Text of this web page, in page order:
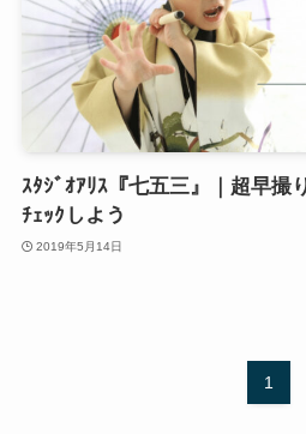
ｽﾀｼﾞｵｱﾘｽ『七五三』｜超早撮
ﾁｪｯｸしよう
2019年5月14日
1